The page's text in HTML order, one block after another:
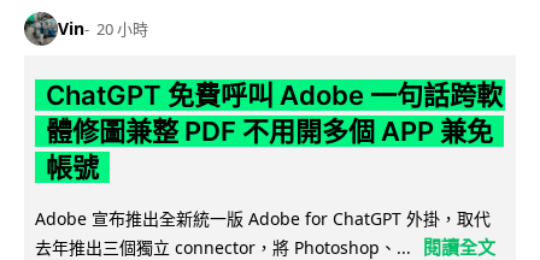
Vin 20 小時
ChatGPT 免費呼叫 Adobe 一句話跨軟
體修圖兼整 PDF 不用開多個 APP 兼免
帳號
Adobe 宣布推出全新統一版 Adobe for ChatGPT 外掛，取代
去年推出三個獨立 connector，將 Photoshop、...
閱讀全文